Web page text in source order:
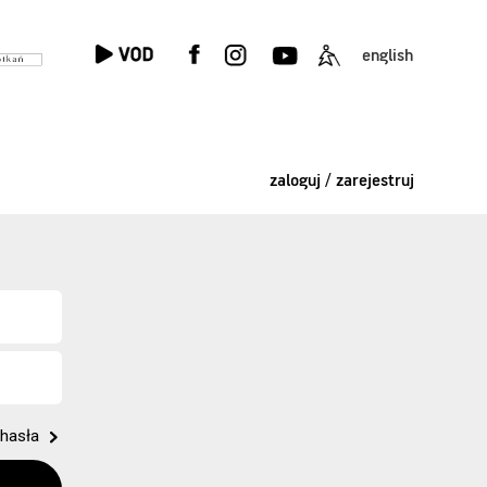
english
zaloguj / zarejestruj